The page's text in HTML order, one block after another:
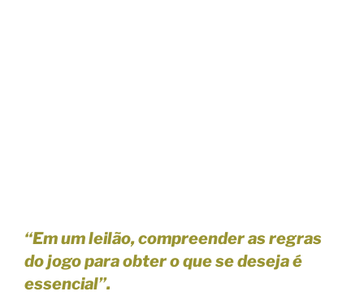
“Em um leilão,compreender as regras
do jogo paraobter o que se deseja é
essencial”.